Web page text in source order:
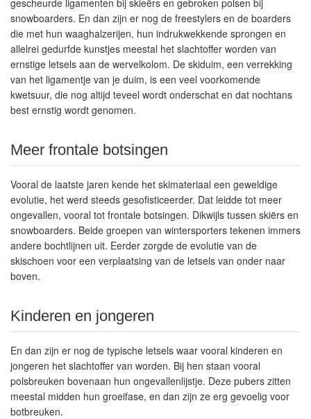
gescheurde ligamenten bij skieërs en gebroken polsen bij
snowboarders. En dan zijn er nog de freestylers en de boarders
die met hun waaghalzerijen, hun indrukwekkende sprongen en
allelrei gedurfde kunstjes meestal het slachtoffer worden van
ernstige letsels aan de wervelkolom. De skiduim, een verrekking
van het ligamentje van je duim, is een veel voorkomende
kwetsuur, die nog altijd teveel wordt onderschat en dat nochtans
best ernstig wordt genomen.
Meer frontale botsingen
Vooral de laatste jaren kende het skimateriaal een geweldige
evolutie, het werd steeds gesofisticeerder. Dat leidde tot meer
ongevallen, vooral tot frontale botsingen. Dikwijls tussen skiërs en
snowboarders. Beide groepen van wintersporters tekenen immers
andere bochtlijnen uit. Eerder zorgde de evolutie van de
skischoen voor een verplaatsing van de letsels van onder naar
boven.
Kinderen en jongeren
En dan zijn er nog de typische letsels waar vooral kinderen en
jongeren het slachtoffer van worden. Bij hen staan vooral
polsbreuken bovenaan hun ongevallenlijstje. Deze pubers zitten
meestal midden hun groeifase, en dan zijn ze erg gevoelig voor
botbreuken.